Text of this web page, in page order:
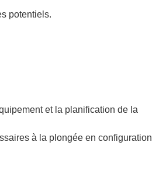
potentiels.
et la planification de la
à la plongée en configuration